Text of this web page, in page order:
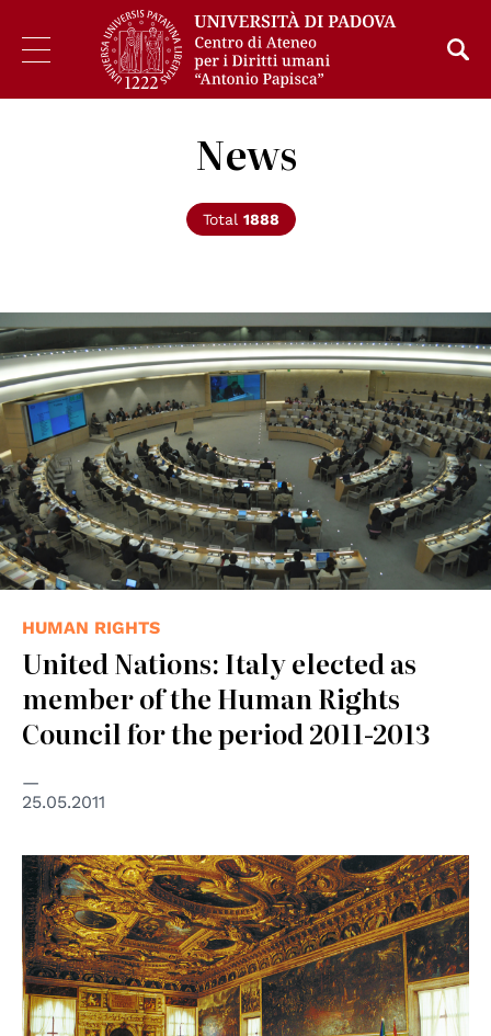
News
Total 1888
© Centro Diritti Umani - Università di Padova
HUMAN RIGHTS
United Nations: Italy elected as
member of the Human Rights
Council for the period 2011-2013
25.05.2011
© Centro Diritti Umani - Università di Padova